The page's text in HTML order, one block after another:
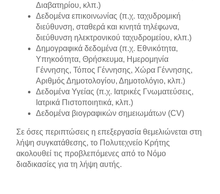
Διαβατηρίου, κλπ.)
Δεδομένα επικοινωνίας (π.χ. ταχυδρομική
διεύθυνση, σταθερά και κινητά τηλέφωνα,
διεύθυνση ηλεκτρονικού ταχυδρομείου, κλπ.)
Δημογραφικά δεδομένα (π.χ. Εθνικότητα,
Υπηκοότητα, Θρήσκευμα, Ημερομηνία
Γέννησης, Τόπος Γέννησης, Χώρα Γέννησης,
Αριθμός Δημοτολογίου, Δημοτολόγιο, κλπ.)
Δεδομένα Υγείας (π.χ. Ιατρικές Γνωματεύσεις,
Ιατρικά Πιστοποιητικά, κλπ.)
Δεδομένα βιογραφικών σημειωμάτων (CV)
Σε όσες περιπτώσεις η επεξεργασία θεμελιώνεται στη
λήψη συγκατάθεσης, το Πολυτεχνείο Κρήτης
ακολουθεί τις προβλεπόμενες από το Νόμο
διαδικασίες για τη λήψη αυτής.